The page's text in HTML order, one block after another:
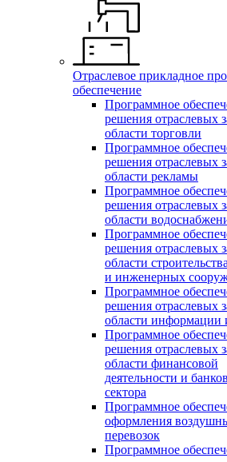
Отраслевое прикладное
обеспечение
Программное
решения отраслевых
области торговли
Программное
решения отраслевых
области рекламы
Программное
решения отраслевых
области
Программное
решения отраслевых
области
и инженерных
Программное
решения отраслевых
области информации
Программное
решения отраслевых
области финансовой
деятельности и
сектора
Программное
оформления
перевозок
Программное